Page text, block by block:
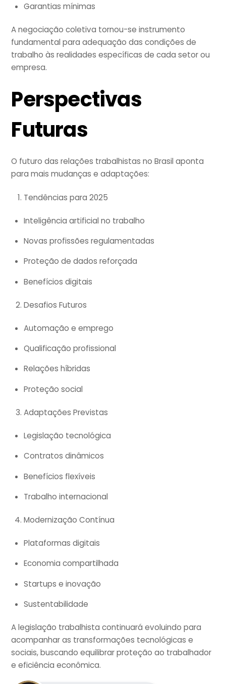
Garantias mínimas
A negociação coletiva tornou-se instrumento
fundamental para adequação das condições de
trabalho às realidades específicas de cada setor ou
empresa.
Perspectivas
Futuras
O futuro das relações trabalhistas no Brasil aponta
para mais mudanças e adaptações:
Tendências para 2025
Inteligência artificial no trabalho
Novas profissões regulamentadas
Proteção de dados reforçada
Benefícios digitais
Desafios Futuros
Automação e emprego
Qualificação profissional
Relações híbridas
Proteção social
Adaptações Previstas
Legislação tecnológica
Contratos dinâmicos
Benefícios flexíveis
Trabalho internacional
Modernização Contínua
Plataformas digitais
Economia compartilhada
Startups e inovação
Sustentabilidade
A legislação trabalhista continuará evoluindo para
acompanhar as transformações tecnológicas e
sociais, buscando equilibrar proteção ao trabalhador
e eficiência econômica.